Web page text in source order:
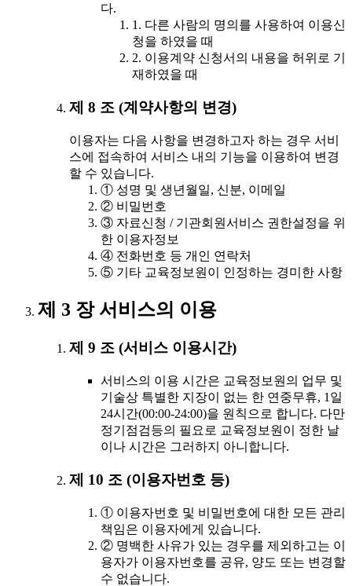
다.
1. 다른 사람의 명의를 사용하여 이용신
청을 하였을 때
2. 이용계약 신청서의 내용을 허위로 기
재하였을 때
제 8 조 (계약사항의 변경)
이용자는 다음 사항을 변경하고자 하는 경우 서비
스에 접속하여 서비스 내의 기능을 이용하여 변경
할 수 있습니다.
① 성명 및 생년월일, 신분, 이메일
② 비밀번호
③ 자료신청 / 기관회원서비스 권한설정을 위
한 이용자정보
④ 전화번호 등 개인 연락처
⑤ 기타 교육정보원이 인정하는 경미한 사항
제 3 장 서비스의 이용
제 9 조 (서비스 이용시간)
서비스의 이용 시간은 교육정보원의 업무 및
기술상 특별한 지장이 없는 한 연중무휴, 1일
24시간(00:00-24:00)을 원칙으로 합니다. 다만
정기점검등의 필요로 교육정보원이 정한 날
이나 시간은 그러하지 아니합니다.
제 10 조 (이용자번호 등)
① 이용자번호 및 비밀번호에 대한 모든 관리
책임은 이용자에게 있습니다.
② 명백한 사유가 있는 경우를 제외하고는 이
용자가 이용자번호를 공유, 양도 또는 변경할
수 없습니다.